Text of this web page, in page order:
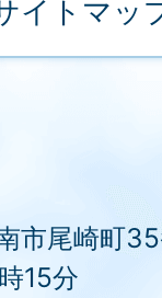
イトマッ
尾崎町35
15分